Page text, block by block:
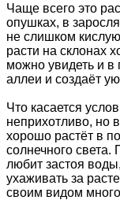
Чаще всего это
опушках, в
не слишком
расти на склонах
можно увидеть и в
аллеи и создаёт
Что касается
неприхотливо, но
хорошо растёт в
солнечного
любит застоя
ухаживать за
своим видом много